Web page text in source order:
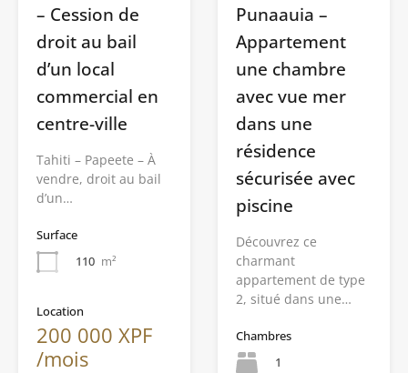
– Cession de
droit au bail
d’un local
commercial en
centre-ville
Tahiti – Papeete – À
vendre, droit au bail
d’un…
Surface
110 m²
Location
200 000 XPF
/mois
Punaauia –
Appartement
une chambre
avec vue mer
dans une
résidence
sécurisée avec
piscine
Découvrez ce
charmant
appartement de type
2, situé dans une…
Chambres
1